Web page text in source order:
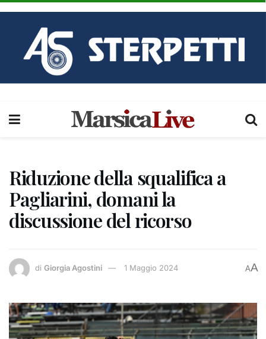
Riduzione della squalifica a
Pagliarini, domani la
discussione del ricorso
di Giorgia Agostini 1 Maggio 2024 AA